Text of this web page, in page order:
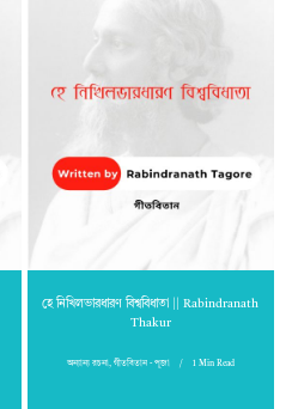
হে নিখিলভারধারণ বিশ্ববিধাতা || Rabindranath
Thakur
অন্যান্য রচনা , গীতবিতান - পূজা 1 Min Read